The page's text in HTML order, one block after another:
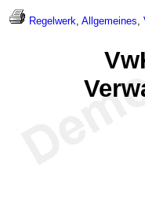
Regelwerk, Allgemeines,